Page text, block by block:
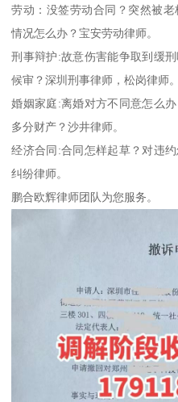
劳动：没签劳动合同？突然被
情况怎么办？宝安劳动律师。
刑事辩护:故意伤害能争取到缓
候审？深圳刑事律师，松岗律师。
婚姻家庭:离婚对方不同意怎么
多分财产？沙井律师。
经济合同:合同怎样起草？对违
纠纷律师。
鹏合欧辉律师团队为您服务。